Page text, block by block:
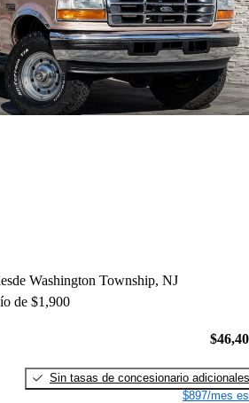
Washington Township, NJ
de $1,900
Sin tasas de concesionario adicionales
$897/mes